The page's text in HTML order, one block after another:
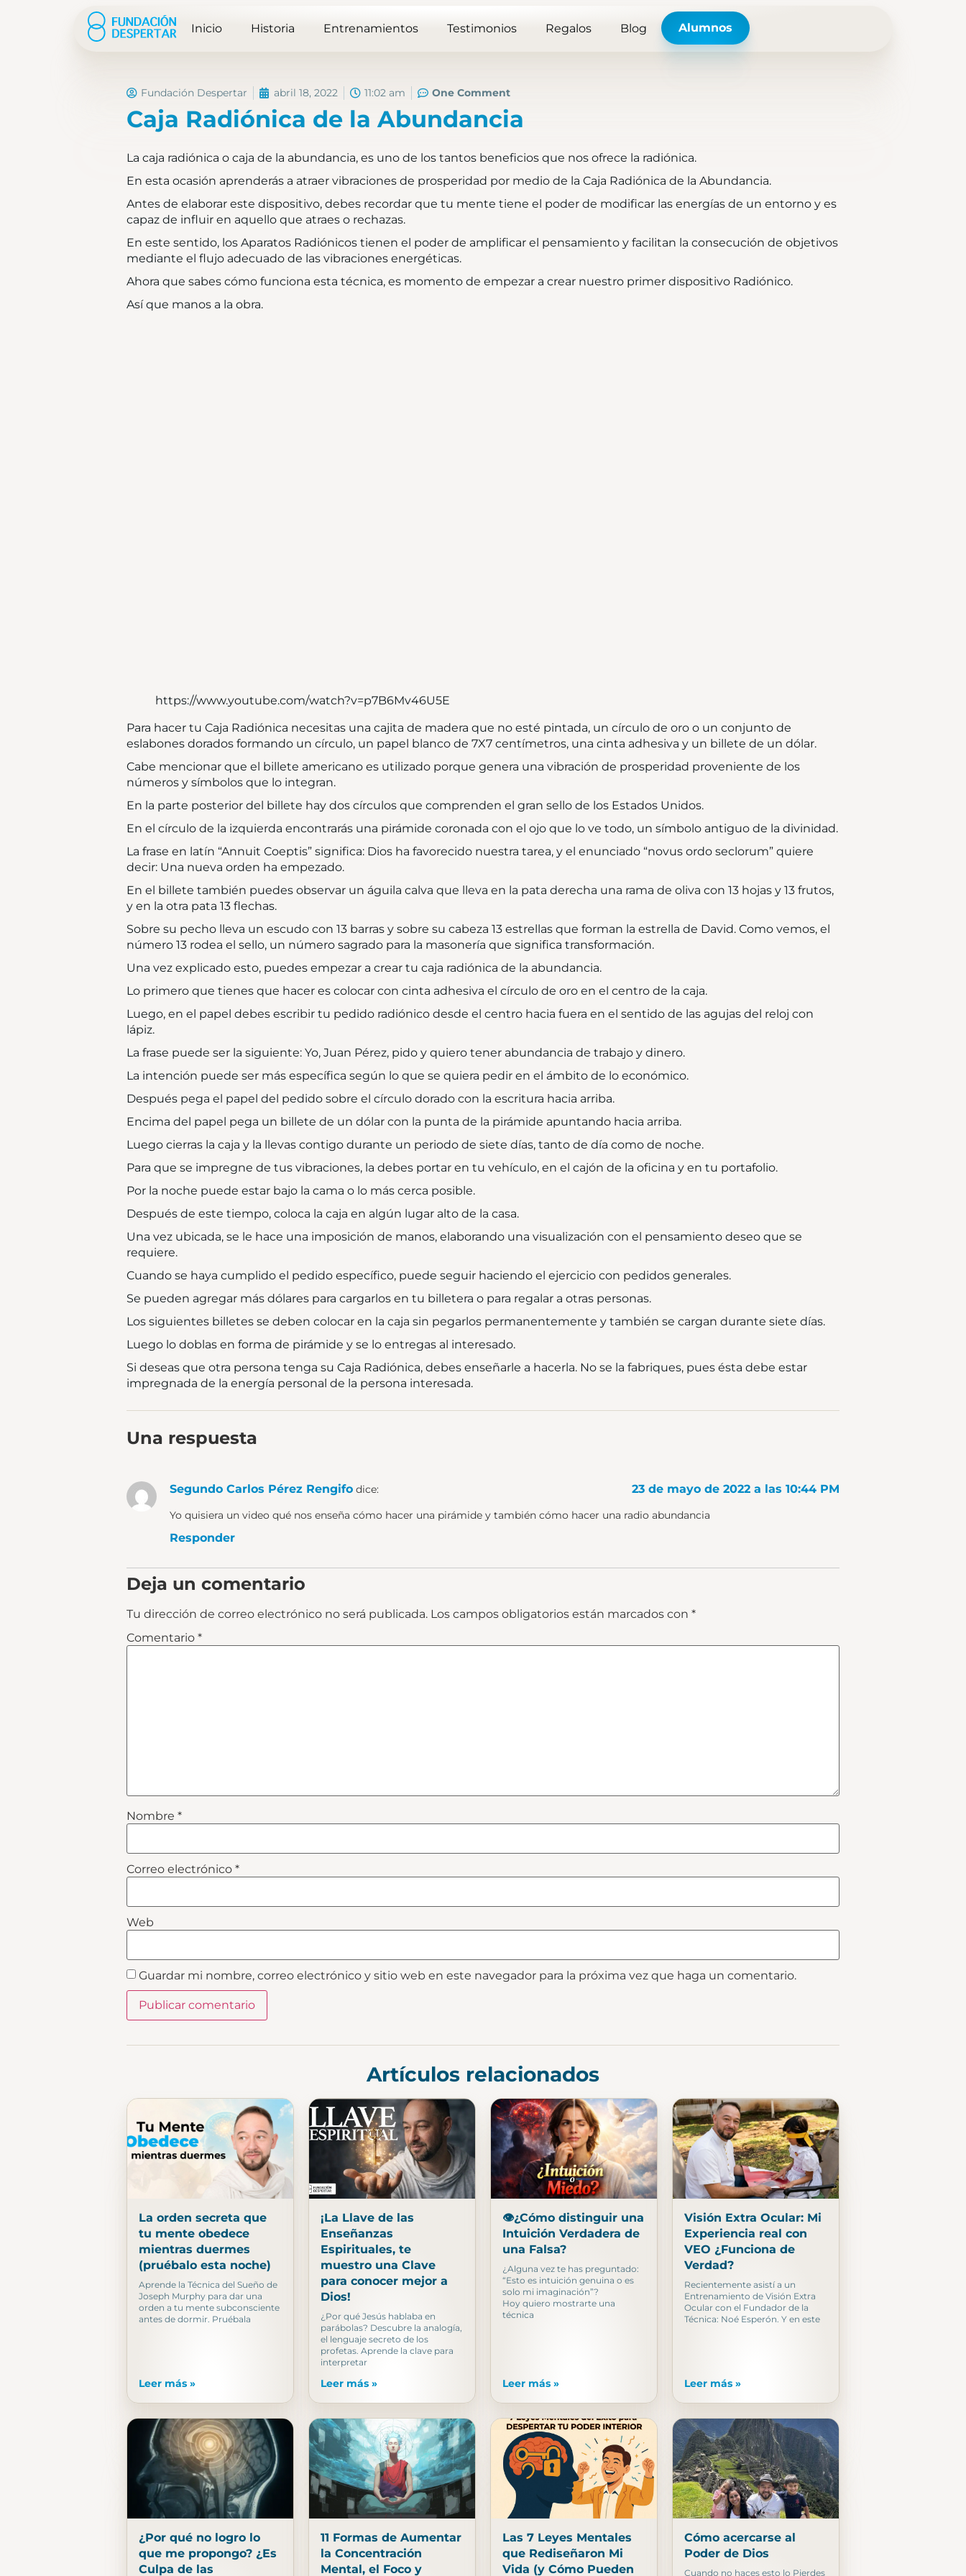
Inicio Historia Entrenamientos Testimonios Regalos Blog Alumnos
Fundación Despertar abril 18, 2022 11:02 am One Comment
Caja Radiónica de la Abundancia
La caja radiónica o caja de la abundancia, es uno de los tantos beneficios que nos ofrece la radiónica.
En esta ocasión aprenderás a atraer vibraciones de prosperidad por medio de la Caja Radiónica de la Abundancia.
Antes de elaborar este dispositivo, debes recordar que tu mente tiene el poder de modificar las energías de un entorno y es
capaz de influir en aquello que atraes o rechazas.
En este sentido, los Aparatos Radiónicos tienen el poder de amplificar el pensamiento y facilitan la consecución de objetivos
mediante el flujo adecuado de las vibraciones energéticas.
Ahora que sabes cómo funciona esta técnica, es momento de empezar a crear nuestro primer dispositivo Radiónico.
Así que manos a la obra.
https://www.youtube.com/watch?v=p7B6Mv46U5E
Para hacer tu Caja Radiónica necesitas una cajita de madera que no esté pintada, un círculo de oro o un conjunto de
eslabones dorados formando un círculo, un papel blanco de 7X7 centímetros, una cinta adhesiva y un billete de un dólar.
Cabe mencionar que el billete americano es utilizado porque genera una vibración de prosperidad proveniente de los
números y símbolos que lo integran.
En la parte posterior del billete hay dos círculos que comprenden el gran sello de los Estados Unidos.
En el círculo de la izquierda encontrarás una pirámide coronada con el ojo que lo ve todo, un símbolo antiguo de la divinidad.
La frase en latín “Annuit Coeptis” significa: Dios ha favorecido nuestra tarea, y el enunciado “novus ordo seclorum” quiere
decir: Una nueva orden ha empezado.
En el billete también puedes observar un águila calva que lleva en la pata derecha una rama de oliva con 13 hojas y 13 frutos,
y en la otra pata 13 flechas.
Sobre su pecho lleva un escudo con 13 barras y sobre su cabeza 13 estrellas que forman la estrella de David. Como vemos, el
número 13 rodea el sello, un número sagrado para la masonería que significa transformación.
Una vez explicado esto, puedes empezar a crear tu caja radiónica de la abundancia.
Lo primero que tienes que hacer es colocar con cinta adhesiva el círculo de oro en el centro de la caja.
Luego, en el papel debes escribir tu pedido radiónico desde el centro hacia fuera en el sentido de las agujas del reloj con
lápiz.
La frase puede ser la siguiente: Yo, Juan Pérez, pido y quiero tener abundancia de trabajo y dinero.
La intención puede ser más específica según lo que se quiera pedir en el ámbito de lo económico.
Después pega el papel del pedido sobre el círculo dorado con la escritura hacia arriba.
Encima del papel pega un billete de un dólar con la punta de la pirámide apuntando hacia arriba.
Luego cierras la caja y la llevas contigo durante un periodo de siete días, tanto de día como de noche.
Para que se impregne de tus vibraciones, la debes portar en tu vehículo, en el cajón de la oficina y en tu portafolio.
Por la noche puede estar bajo la cama o lo más cerca posible.
Después de este tiempo, coloca la caja en algún lugar alto de la casa.
Una vez ubicada, se le hace una imposición de manos, elaborando una visualización con el pensamiento deseo que se
requiere.
Cuando se haya cumplido el pedido específico, puede seguir haciendo el ejercicio con pedidos generales.
Se pueden agregar más dólares para cargarlos en tu billetera o para regalar a otras personas.
Los siguientes billetes se deben colocar en la caja sin pegarlos permanentemente y también se cargan durante siete días.
Luego lo doblas en forma de pirámide y se lo entregas al interesado.
Si deseas que otra persona tenga su Caja Radiónica, debes enseñarle a hacerla. No se la fabriques, pues ésta debe estar
impregnada de la energía personal de la persona interesada.
Una respuesta
Segundo Carlos Pérez Rengifo dice: 23 de mayo de 2022 a las 10:44 PM
Yo quisiera un video qué nos enseña cómo hacer una pirámide y también cómo hacer una radio abundancia
Responder
Deja un comentario
Tu dirección de correo electrónico no será publicada. Los campos obligatorios están marcados con *
Comentario *
Nombre *
Correo electrónico *
Web
Guardar mi nombre, correo electrónico y sitio web en este navegador para la próxima vez que haga un comentario.
Artículos relacionados
La orden secreta que
tu mente obedece
mientras duermes
(pruébalo esta noche)
Aprende la Técnica del Sueño de
Joseph Murphy para dar una
orden a tu mente subconsciente
antes de dormir. Pruébala
Leer más »
¡La Llave de las
Enseñanzas
Espirituales, te
muestro una Clave
para conocer mejor a
Dios!
¿Por qué Jesús hablaba en
parábolas? Descubre la analogía,
el lenguaje secreto de los
profetas. Aprende la clave para
interpretar
Leer más »
👁️¿Cómo distinguir una
Intuición Verdadera de
una Falsa?
¿Alguna vez te has preguntado:
“Esto es intuición genuina o es
solo mi imaginación”?
Hoy quiero mostrarte una
técnica
Leer más »
Visión Extra Ocular: Mi
Experiencia real con
VEO ¿Funciona de
Verdad?
Recientemente asistí a un
Entrenamiento de Visión Extra
Ocular con el Fundador de la
Técnica: Noé Esperón. Y en este
Leer más »
¿Por qué no logro lo
que me propongo? ¿Es
Culpa de las
11 Formas de Aumentar
la Concentración
Mental, el Foco y
Las 7 Leyes Mentales
que Rediseñaron Mi
Vida (y Cómo Pueden
Cómo acercarse al
Poder de Dios
Cuando no haces esto lo Pierdes